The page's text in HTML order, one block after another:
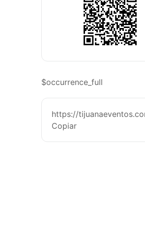
$occurrence_full
https://
Copiar